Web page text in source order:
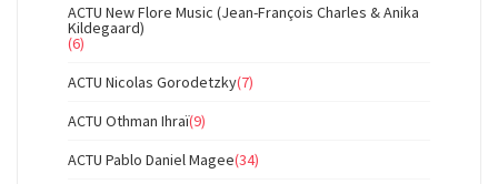
ACTU New Flore Music (Jean-François Charles & Anika
Kildegaard)
(6)
ACTU Nicolas Gorodetzky(7)
ACTU Othman Ihraï(9)
ACTU Pablo Daniel Magee(34)